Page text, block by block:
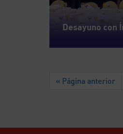
Desayuno con
« Página anterior